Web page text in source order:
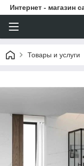
Интернет - магазин
Товары и услуги